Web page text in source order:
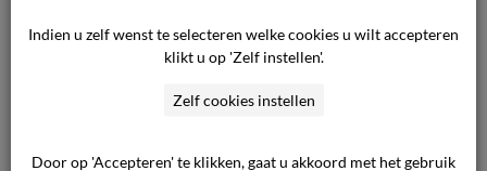
Beoordeling van het geschil
De commissie heeft op grond van de door
Indien u zelf wenst te selecteren welke cookies u wilt accepteren
klikt u op 'Zelf instellen'.
Zelf cookies instellen
Door op 'Accepteren' te klikken, gaat u akkoord met het gebruik